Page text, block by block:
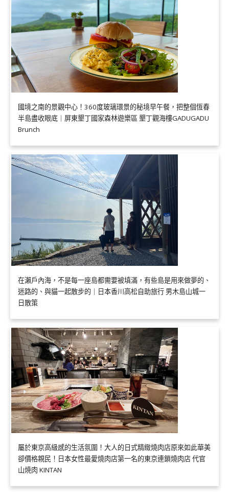
國境之南的景觀中心！360度玻璃環景的秘境早午餐，把整個恆春
半島盡收眼底｜屏東墾丁國家森林遊樂區 墾丁觀海樓GADUGADU
Brunch
在瀨戶內海，不是每一座島都需要被填滿，有些島是用來做夢的、
迷路的、與貓一起散步的｜日本香川高松自助旅行 男木島山城一
日散策
屬於東京高級感的生活氛圍！大人的日式精緻燒肉店原來如此華美
卻價格親民！日本女性最愛燒肉店第一名的東京連鎖燒肉店 代官
山焼肉 KINTAN